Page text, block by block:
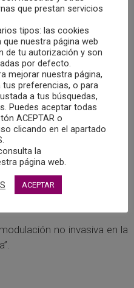
DE
– PONENCIA 1
no invasiva en la
que prestan servicios
tipos: las cookies
nuestra página web
de tu autorización y son
por defecto.
mejorar nuestra página,
tus preferencias, o para
a tus búsquedas,
Puedes aceptar todas
ACEPTAR o
clicando en el apartado
la
página web.
ACEPTAR